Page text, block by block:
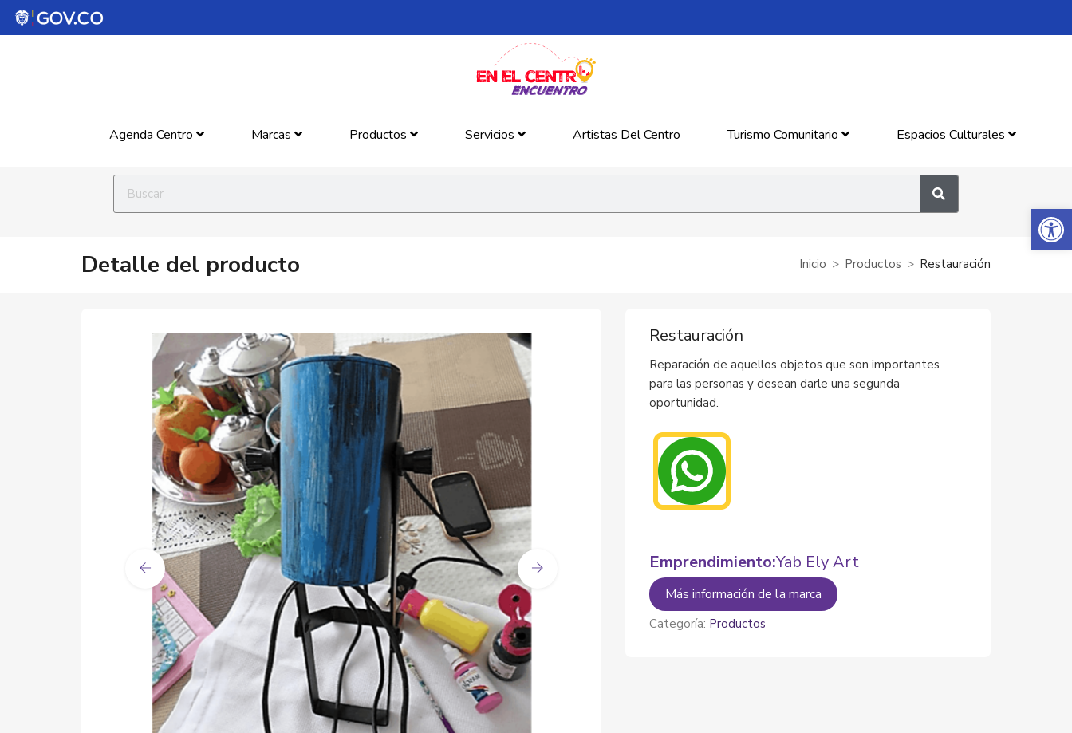
Abrir
Agenda Centro Marcas Productos Servicios Artistas Del Centro Turismo Comunitario Espacios Culturales
Detalle del producto Inicio Productos Restauración
Restauración
Reparación de aquellos objetos que son importantes
para las personas y desean darle una segunda
oportunidad.
Emprendimiento:Yab Ely Art
Más información de la marca
Categoría: Productos